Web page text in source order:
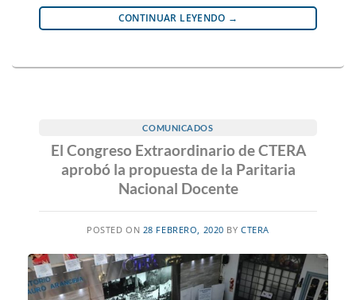
CONTINUAR LEYENDO →
COMUNICADOS
El Congreso Extraordinario de CTERA
aprobó la propuesta de la Paritaria
Nacional Docente
POSTED ON 28 FEBRERO, 2020 BY CTERA